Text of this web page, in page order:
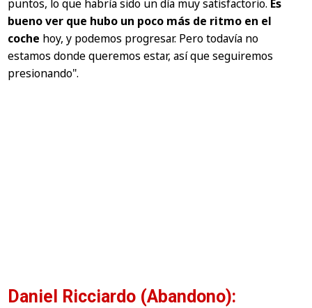
puntos, lo que habría sido un día muy satisfactorio. Es
bueno ver que hubo un poco más de ritmo en el
coche hoy, y podemos progresar. Pero todavía no
estamos donde queremos estar, así que seguiremos
presionando".
Daniel Ricciardo (Abandono):